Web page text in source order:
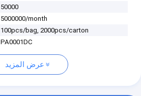
50000
5000000/month
100pcs/bag, 2000pcs/carton
PA0001DC
عرض المزيد